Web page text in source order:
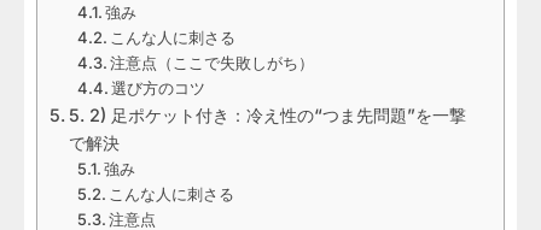
強み
こんな人に刺さる
注意点（ここで失敗しがち）
選び方のコツ
5. 2) 足ポケット付き：冷え性の“つま先問題”を一撃
で解決
強み
こんな人に刺さる
注意点